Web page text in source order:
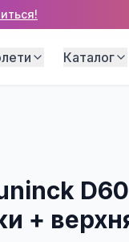
Каталог
+